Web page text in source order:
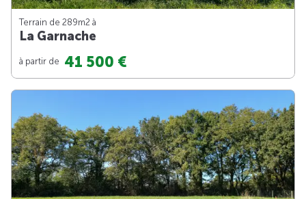
Terrain de 289m2 à
La Garnache
à partir de 41 500 €